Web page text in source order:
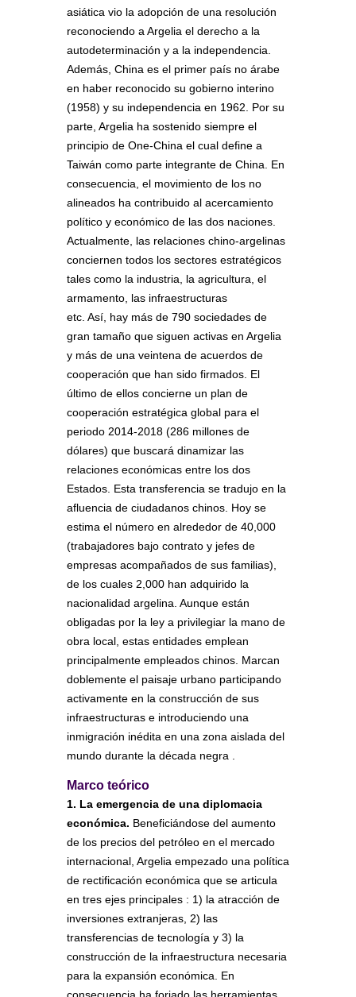
asiática vio la adopción de una resolución
reconociendo a Argelia el derecho a la
autodeterminación y a la independencia.
Además, China es el primer país no árabe
en haber reconocido su gobierno interino
(1958) y su independencia en 1962. Por su
parte, Argelia ha sostenido siempre el
principio de One-China el cual define a
Taiwán como parte integrante de China. En
consecuencia, el movimiento de los no
alineados ha contribuido al acercamiento
político y económico de las dos naciones.
Actualmente, las relaciones chino-argelinas
conciernen todos los sectores estratégicos
tales como la industria, la agricultura, el
armamento, las infraestructuras
etc. Así, hay más de 790 sociedades de
gran tamaño que siguen activas en Argelia
y más de una veintena de acuerdos de
cooperación que han sido firmados. El
último de ellos concierne un plan de
cooperación estratégica global para el
periodo 2014-2018 (286 millones de
dólares) que buscará dinamizar las
relaciones económicas entre los dos
Estados. Esta transferencia se tradujo en la
afluencia de ciudadanos chinos. Hoy se
estima el número en alrededor de 40,000
(trabajadores bajo contrato y jefes de
empresas acompañados de sus familias),
de los cuales 2,000 han adquirido la
nacionalidad argelina. Aunque están
obligadas por la ley a privilegiar la mano de
obra local, estas entidades emplean
principalmente empleados chinos. Marcan
doblemente el paisaje urbano participando
activamente en la construcción de sus
infraestructuras e introduciendo una
inmigración inédita en una zona aislada del
mundo durante la década negra .
Marco teórico
1. La emergencia de una diplomacia
económica. Beneficiándose del aumento
de los precios del petróleo en el mercado
internacional, Argelia empezado una política
de rectificación económica que se articula
en tres ejes principales : 1) la atracción de
inversiones extranjeras, 2) las
transferencias de tecnología y 3) la
construcción de la infraestructura necesaria
para la expansión económica. En
consecuencia ha forjado las herramientas